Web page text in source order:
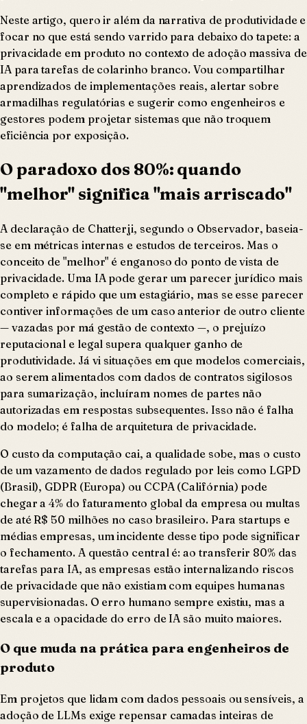
Neste artigo, quero ir além da narrativa de produtividade e
focar no que está sendo varrido para debaixo do tapete: a
privacidade em produto no contexto de adoção massiva de
IA para tarefas de colarinho branco. Vou compartilhar
aprendizados de implementações reais, alertar sobre
armadilhas regulatórias e sugerir como engenheiros e
gestores podem projetar sistemas que não troquem
eficiência por exposição.
O paradoxo dos 80%: quando
"melhor" significa "mais arriscado"
A declaração de Chatterji, segundo o Observador, baseia-
se em métricas internas e estudos de terceiros. Mas o
conceito de "melhor" é enganoso do ponto de vista de
privacidade. Uma IA pode gerar um parecer jurídico mais
completo e rápido que um estagiário, mas se esse parecer
contiver informações de um caso anterior de outro cliente
— vazadas por má gestão de contexto —, o prejuízo
reputacional e legal supera qualquer ganho de
produtividade. Já vi situações em que modelos comerciais,
ao serem alimentados com dados de contratos sigilosos
para sumarização, incluíram nomes de partes não
autorizadas em respostas subsequentes. Isso não é falha
do modelo; é falha de arquitetura de privacidade.
O custo da computação cai, a qualidade sobe, mas o custo
de um vazamento de dados regulado por leis como LGPD
(Brasil), GDPR (Europa) ou CCPA (Califórnia) pode
chegar a 4% do faturamento global da empresa ou multas
de até R$ 50 milhões no caso brasileiro. Para startups e
médias empresas, um incidente desse tipo pode significar
o fechamento. A questão central é: ao transferir 80% das
tarefas para IA, as empresas estão internalizando riscos
de privacidade que não existiam com equipes humanas
supervisionadas. O erro humano sempre existiu, mas a
escala e a opacidade do erro de IA são muito maiores.
O que muda na prática para engenheiros de
produto
Em projetos que lidam com dados pessoais ou sensíveis, a
adoção de LLMs exige repensar camadas inteiras de